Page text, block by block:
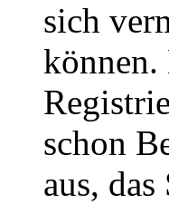
sich
können.
schon
aus,